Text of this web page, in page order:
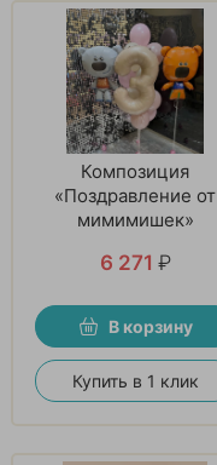
Композиция
«Поздравление от
мимимишек»
6 271 ₽
В корзину
Купить в 1 клик